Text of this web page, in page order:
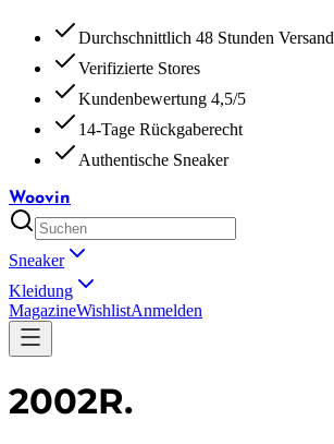
Durchschnittlich 48 Stunden Versand
Verifizierte Stores
Kundenbewertung 4,5/5
14-Tage Rückgaberecht
Authentische Sneaker
Woovin
Sneaker
Kleidung
MagazineWishlistAnmelden
2002R.